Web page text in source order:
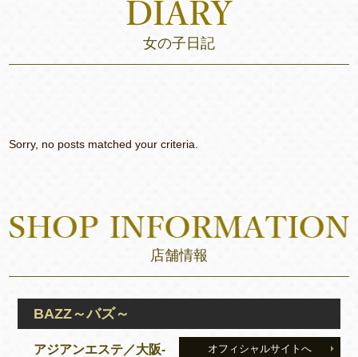
女の子日記
Sorry, no posts matched your criteria.
店舗情報
BAZZ～バズ～
オフィシャルサイトへ
アジアンエステ／大阪-